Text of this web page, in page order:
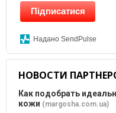
Підписатися
Надано SendPulse
НОВОСТИ
Как подобрать
кожи (margosha.com.ua)